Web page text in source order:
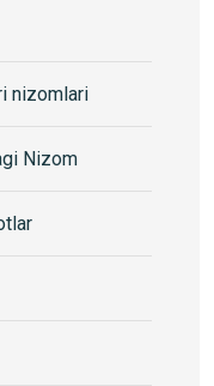
nizomlari
Nizom